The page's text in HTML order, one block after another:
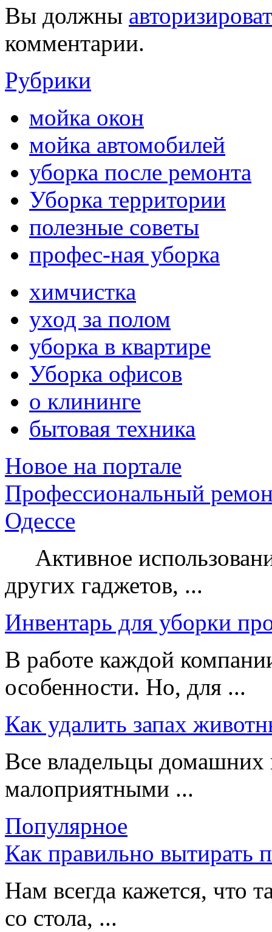
Вы должны
комментарии.
Рубрики
мойка окон
мойка автомобилей
уборка после ремонта
Уборка территории
полезные советы
профес-ная уборка
химчистка
уход за полом
уборка в квартире
Уборка офисов
о клининге
бытовая техника
Новое на портале
Профессиональный
Одессе
Активное
других гаджетов, ...
Инвентарь для уборки
В работе каждой
особенности. Но, для ...
Как удалить запах
Все владельцы домашних
малоприятными ...
Популярное
Как правильно вытирать
Нам всегда кажется, что
со стола, ...